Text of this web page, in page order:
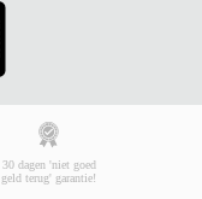
30 dagen 'niet goed
geld terug' garantie!